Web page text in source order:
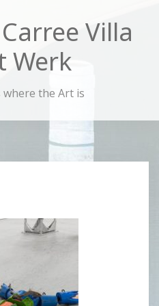
Villa
Werk
where the Art is